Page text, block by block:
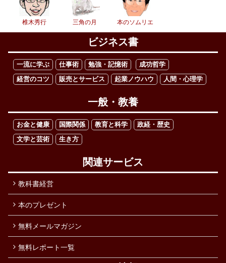
椎木秀行 三角の月 本のソムリエ
ビジネス書
一流に学ぶ 仕事術 勉強・記憶術
成功哲学
経営のコツ
販売とサービス 起業ノウハウ 人間・心理学
一般・教養
お金と健康 国際関係 教育と科学
政経・歴史
文学と芸術
生き方
関連サービス
教科書経営
本のプレゼント
無料メールマガジン
無料レポート一覧